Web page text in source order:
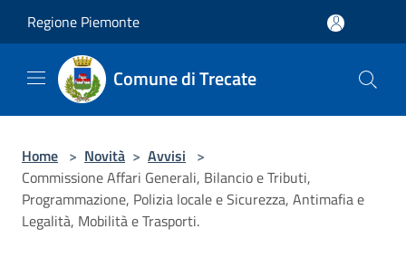
Regione Piemonte
Comune di Trecate
Home > Novità > Avvisi >
Commissione Affari Generali, Bilancio e Tributi,
Programmazione, Polizia locale e Sicurezza, Antimafia e
Legalità, Mobilità e Trasporti.